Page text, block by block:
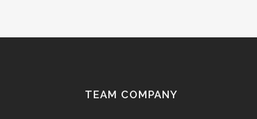
TEAM COMPANY